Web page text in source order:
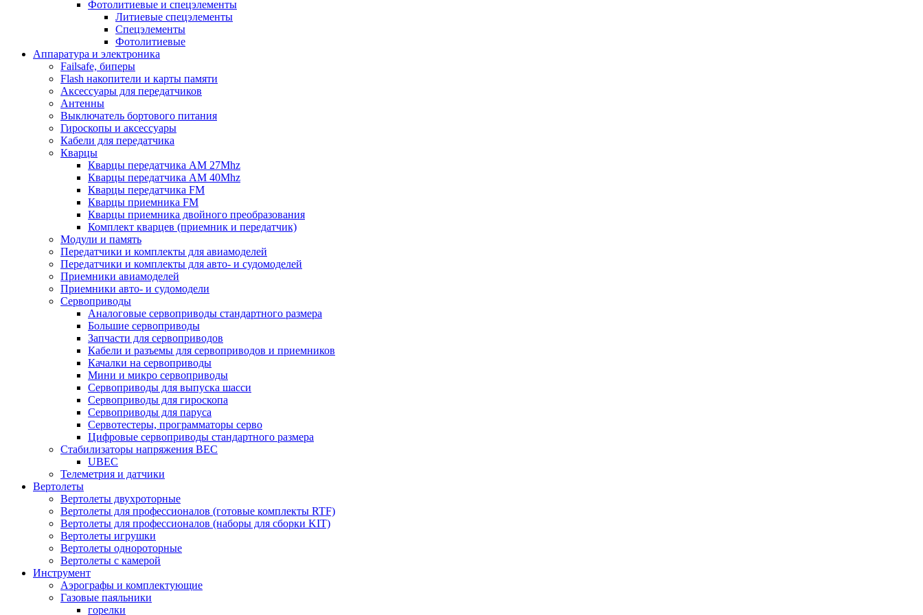
Фотолитиевые и спецэлементы
Литиевые спецэлементы
Спецэлементы
Фотолитиевые
Аппаратура и электроника
Failsafe, биперы
Flash накопители и карты памяти
Аксессуары для передатчиков
Антенны
Выключатель бортового питания
Гироскопы и аксессуары
Кабели для передатчика
Кварцы
Кварцы передатчика AM 27Mhz
Кварцы передатчика AM 40Mhz
Кварцы передатчика FM
Кварцы приемника FM
Кварцы приемника двойного преобразования
Комплект кварцев (приемник и передатчик)
Модули и память
Передатчики и комплекты для авиамоделей
Передатчики и комплекты для авто- и судомоделей
Приемники авиамоделей
Приемники авто- и судомодели
Сервоприводы
Аналоговые сервоприводы стандартного размера
Большие сервоприводы
Запчасти для сервоприводов
Кабели и разъемы для сервоприводов и приемников
Качалки на сервоприводы
Мини и микро сервоприводы
Сервоприводы для выпуска шасси
Сервоприводы для гироскопа
Сервоприводы для паруса
Сервотестеры, программаторы серво
Цифровые сервоприводы стандартного размера
Стабилизаторы напряжения BEC
UBEC
Телеметрия и датчики
Вертолеты
Вертолеты двухроторные
Вертолеты для профессионалов (готовые комплекты RTF)
Вертолеты для профессионалов (наборы для сборки KIT)
Вертолеты игрушки
Вертолеты однороторные
Вертолеты с камерой
Инструмент
Аэрографы и комплектующие
Газовые паяльники
горелки